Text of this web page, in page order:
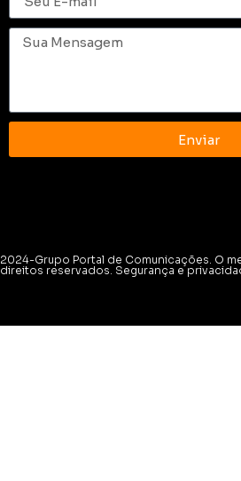
Enviar
2024-Grupo Portal de Comunicações. O
direitos reservados. Segurança e